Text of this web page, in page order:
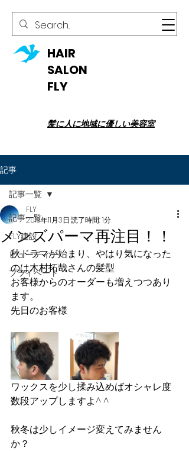
HAIR
SALON
FLY
髪に人に地域に優しい美容室
記事
記事一覧
FLY建設
ビューティー
プライベート
記事一覧
メンズパーマ再注目！！
FLY
2019年11月3日 読了時間: 1分
秋ドラマが始まり、やはり気になった
のは木村拓哉さんの髪型
お客様からのオーダーも増えつつあり
ます。
先日のお客様
ワックスを少し揉み込めばオシャレ度
数段アップしますよ^ ^
秋冬は少しイメージ変えてみません
か？